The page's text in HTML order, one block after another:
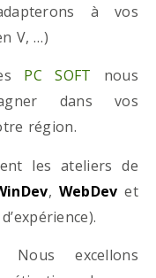
à vos
V, …)
PC SOFT nous
dans vos
région.
les ateliers de
, WebDev et
excellons